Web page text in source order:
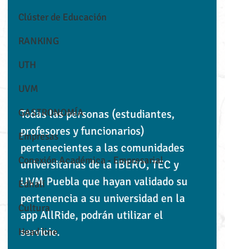
Clúster de Educación
RANKING
UTH
UVM
GASTRONOMÍA
Empresas
Conexión Académica - Empresarial
Edhalí
Cultura
Head line
Todas las personas (estudiantes,
profesores y funcionarios)
pertenecientes a las comunidades
universitarias de la IBERO, TEC y
UVM Puebla que hayan validado su
pertenencia a su universidad en la
app AllRide, podrán utilizar el
servicio.